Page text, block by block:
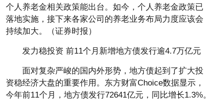
个人养老金相关政策能出台。如今，个人养老金政策已
落地实施，接下来各家公司的养老业务布局力度应该会
持续加大。（证券时报）
发力稳投资 前11个月新增地方债发行逾4.7万亿元
面对复杂严峻的国内外形势，地方债起到了扩大投
资稳经济大盘的重要作用。东方财富Choice数据显示，
今年前11个月，地方债发行72641亿元，同比增长1.3%。